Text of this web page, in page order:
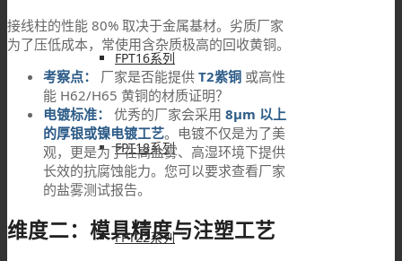
FPT16系列
FPT18系列
FPT22系列
接线柱的性能 80% 取决于金属基材。劣质厂家
为了压低成本，常使用含杂质极高的回收黄铜。
考察点：
厂家是否能提供 T2紫铜 或高性
能 H62/H65 黄铜的材质证明？
电镀标准：
优秀的厂家会采用 8μm 以上
的厚银或镍电镀工艺。电镀不仅是为了美
观，更是为了在高盐雾、高湿环境下提供
长效的抗腐蚀能力。您可以要求查看厂家
的盐雾测试报告。
维度二：模具精度与注塑工艺